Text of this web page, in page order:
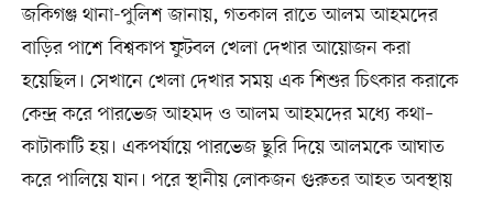
জকিগঞ্জ থানা-পুলিশ জানায়, গতকাল রাতে আলম আহমদের
বাড়ির পাশে বিশ্বকাপ ফুটবল খেলা দেখার আয়োজন করা
হয়েছিল। সেখানে খেলা দেখার সময় এক শিশুর চিৎকার করাকে
কেন্দ্র করে পারভেজ আহমদ ও আলম আহমদের মধ্যে কথা–
কাটাকাটি হয়। একপর্যায়ে পারভেজ ছুরি দিয়ে আলমকে আঘাত
করে পালিয়ে যান। পরে স্থানীয় লোকজন গুরুতর আহত অবস্থায়